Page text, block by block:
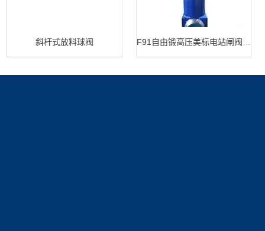
斜杆式放料球阀